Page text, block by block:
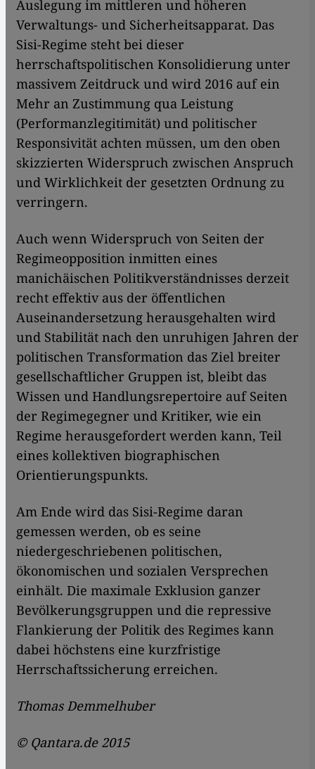
Auslegung im mittleren und höheren
Verwaltungs- und Sicherheitsapparat. Das
Sisi-Regime steht bei dieser
herrschaftspolitischen Konsolidierung unter
massivem Zeitdruck und wird 2016 auf ein
Mehr an Zustimmung qua Leistung
(Performanzlegitimität) und politischer
Responsivität achten müssen, um den oben
skizzierten Widerspruch zwischen Anspruch
und Wirklichkeit der gesetzten Ordnung zu
verringern.
Auch wenn Widerspruch von Seiten der
Regimeopposition inmitten eines
manichäischen Politikverständnisses derzeit
recht effektiv aus der öffentlichen
Auseinandersetzung herausgehalten wird
und Stabilität nach den unruhigen Jahren der
politischen Transformation das Ziel breiter
gesellschaftlicher Gruppen ist, bleibt das
Wissen und Handlungsrepertoire auf Seiten
der Regimegegner und Kritiker, wie ein
Regime herausgefordert werden kann, Teil
eines kollektiven biographischen
Orientierungspunkts.
Am Ende wird das Sisi-Regime daran
gemessen werden, ob es seine
niedergeschriebenen politischen,
ökonomischen und sozialen Versprechen
einhält. Die maximale Exklusion ganzer
Bevölkerungsgruppen und die repressive
Flankierung der Politik des Regimes kann
dabei höchstens eine kurzfristige
Herrschaftssicherung erreichen.
Thomas Demmelhuber
© Qantara.de 2015